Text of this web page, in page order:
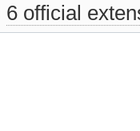
6 official